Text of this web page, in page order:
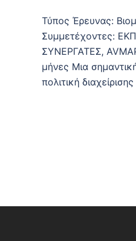
Τύπος Έρευνας:
Συμμετέχοντες:
ΣΥΝΕΡΓΑΤΕΣ,
μήνες Μια
πολιτική